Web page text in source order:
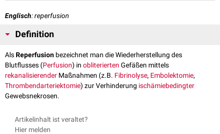
Englisch: reperfusion
Definition
AlsReperfusion bezeichnet man die Wiederherstellung des
Blutflusses (Perfusion) in obliterierten Gefäßen mittels
rekanalisierender Maßnahmen (z.B. Fibrinolyse, Embolektomie,
Thrombendarteriektomie) zur Verhinderung ischämiebedingter
Gewebsnekrosen.
Artikelinhalt ist veraltet?
Hier melden